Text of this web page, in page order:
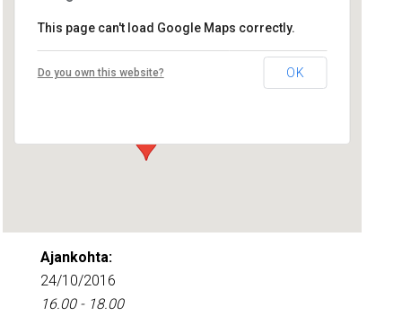
Lounais-Suomen – SYLI ry
Maariankatu 8 D 104 - Turku
This page can't load Google Maps correctly.
Do you own this website? OK
Ajankohta:
24/10/2016
16.00 - 18.00